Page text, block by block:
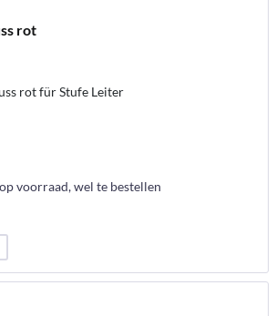
rot
rot für Stufe Leiter
voorraad, wel te bestellen